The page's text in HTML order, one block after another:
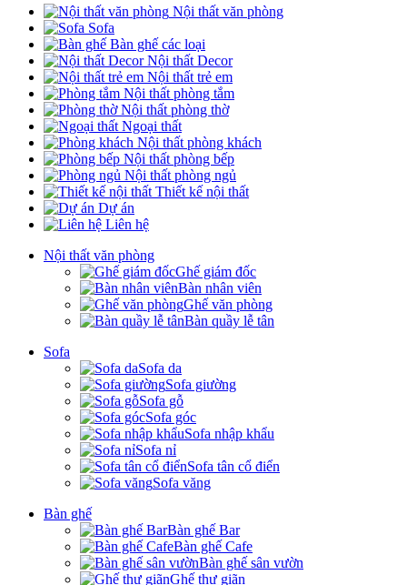
Nội thất văn phòng
Sofa
Bàn ghế các loại
Nội thất Decor
Nội thất trẻ em
Nội thất phòng tắm
Nội thất phòng thờ
Ngoại thất
Nội thất phòng khách
Nội thất phòng bếp
Nội thất phòng ngủ
Thiết kế nội thất
Dự án
Liên hệ
Nội thất văn phòng
Ghế giám đốc
Bàn nhân viên
Ghế văn phòng
Bàn quầy lễ tân
Sofa
Sofa da
Sofa giường
Sofa gỗ
Sofa góc
Sofa nhập khẩu
Sofa nỉ
Sofa tân cổ điển
Sofa văng
Bàn ghế
Bàn ghế Bar
Bàn ghế Cafe
Bàn ghế sân vườn
Ghế thư giãn